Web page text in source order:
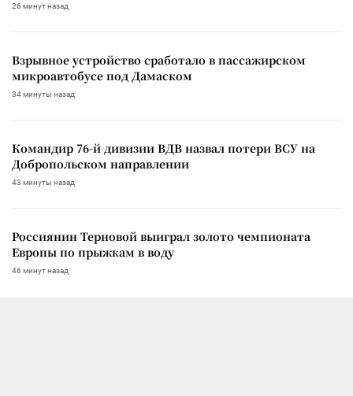
26 минут назад
Взрывное устройство сработало в пассажирском
микроавтобусе под Дамаском
34 минуты назад
Командир 76-й дивизии ВДВ назвал потери ВСУ на
Добропольском направлении
43 минуты назад
Россиянин Терновой выиграл золото чемпионата
Европы по прыжкам в воду
46 минут назад